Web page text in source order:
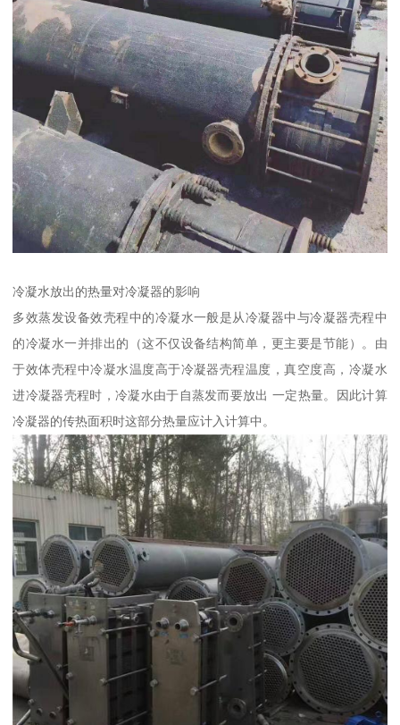
冷凝水放出的热量对冷凝器的影响
多效蒸发设备效壳程中的冷凝水一般是从冷凝器中与冷凝器壳程中
的冷凝水一并排出的（这不仅设备结构简单，更主要是节能）。由
于效体壳程中冷凝水温度高于冷凝器壳程温度，真空度高，冷凝水
进冷凝器壳程时，冷凝水由于自蒸发而要放出 一定热量。因此计算
冷凝器的传热面积时这部分热量应计入计算中。